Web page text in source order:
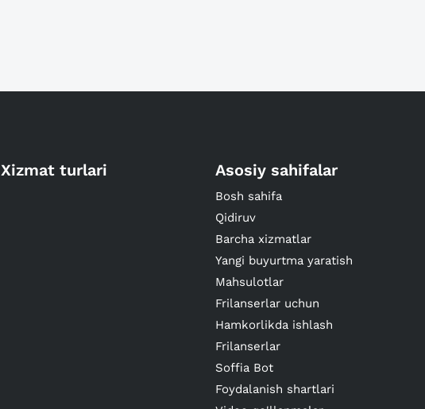
Xizmat turlari Asosiy sahifalar
Bosh sahifa
Qidiruv
Barcha xizmatlar
Yangi buyurtma yaratish
Mahsulotlar
Frilanserlar uchun
Hamkorlikda ishlash
Frilanserlar
Soffia Bot
Foydalanish shartlari